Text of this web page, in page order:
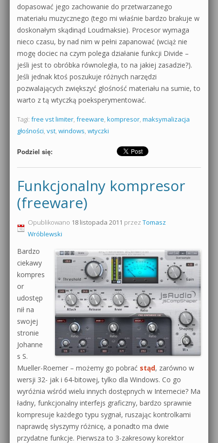
dopasować jego zachowanie do przetwarzanego
materiału muzycznego (tego mi właśnie bardzo brakuje w
doskonałym skądinąd Loudmaksie). Procesor wymaga
nieco czasu, by nad nim w pełni zapanować (wciąż nie
mogę dociec na czym polega działanie funkcji Divide –
jeśli jest to obróbka równoległa, to na jakiej zasadzie?).
Jeśli jednak ktoś poszukuje różnych narzędzi
pozwalających zwiększyć głośność materiału na sumie, to
warto z tą wtyczką poeksperymentować.
Tagi: free vst limiter, freeware, kompresor, maksymalizacja
głośności, vst, windows, wtyczki
Podziel się:
Funkcjonalny kompresor
(freeware)
Opublikowano 18 listopada 2011 przez Tomasz
Wróblewski
Bardzo
ciekawy
kompres
or
udostęp
nił na
swojej
stronie
Johanne
s S.
Mueller-Roemer – możemy go pobrać stąd, zarówno w
wersji 32- jak i 64-bitowej, tylko dla Windows. Co go
wyróżnia wśród wielu innych dostępnych w Internecie? Ma
ładny, funkcjonalny interfejs graficzny, bardzo sprawnie
kompresuje każdego typu sygnał, ruszając kontrolkami
naprawdę słyszymy różnicę, a ponadto ma dwie
przydatne funkcje. Pierwsza to 3-zakresowy korektor